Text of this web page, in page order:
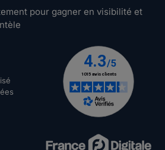
pour gagner en visibilité et